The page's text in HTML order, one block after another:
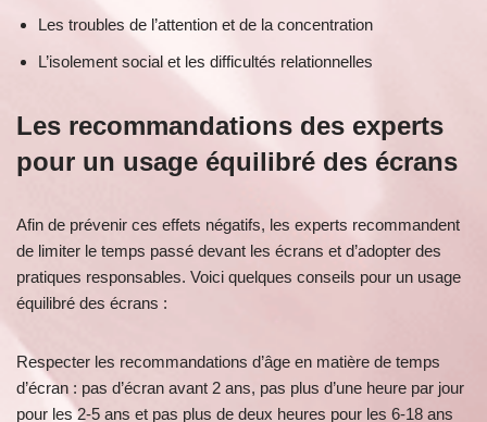
Les troubles de l’attention et de la concentration
L’isolement social et les difficultés relationnelles
Les recommandations des experts
pour un usage équilibré des écrans
Afin de prévenir ces effets négatifs, les experts recommandent
de limiter le temps passé devant les écrans et d’adopter des
pratiques responsables. Voici quelques conseils pour un usage
équilibré des écrans :
Respecter les recommandations d’âge en matière de temps
d’écran : pas d’écran avant 2 ans, pas plus d’une heure par jour
pour les 2-5 ans et pas plus de deux heures pour les 6-18 ans